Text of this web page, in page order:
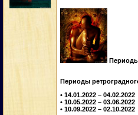
Периоды
• 14.01.2022 – 04.02.2022
• 10.05.2022 – 03.06.2022
• 10.09.2022 – 02.10.2022